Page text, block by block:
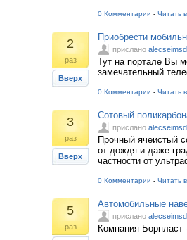
0 Комментарии - Читать
2
раз
Вверх
Приобрести
прислано alecseimsd
Тут на портале Вы
замечательный
0 Комментарии - Читать
3
раз
Вверх
Сотовый
прислано alecseimsd
Прочный ячеистый
от дождя и даже
частности от
0 Комментарии - Читать
5
раз
Автомобильные
прислано alecseimsd
Компания Борпласт